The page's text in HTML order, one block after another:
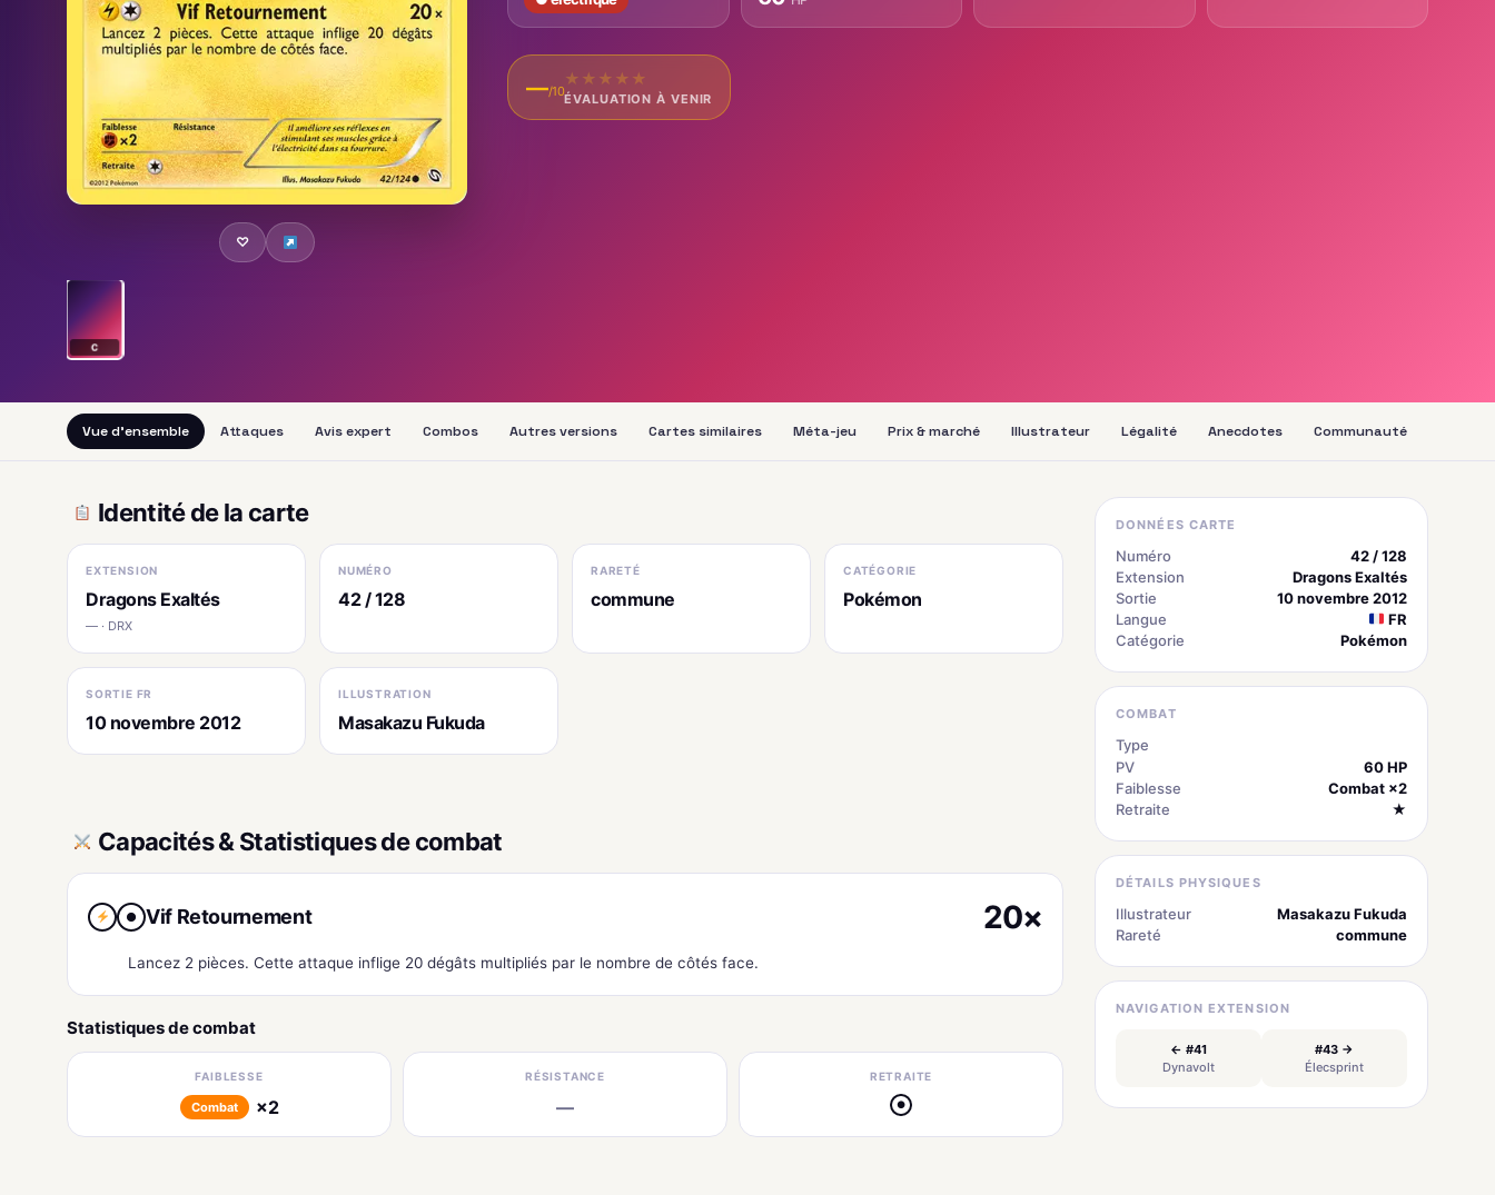
♡
C
—/10
★ ★ ★ ★ ★
ÉVALUATION À VENIR
Vue d'ensemble Attaques Avis expert Combos Autres versions Cartes similaires Méta-jeu Prix & marché Illustrateur Légalité Anecdotes Communauté
Identité de la carte
EXTENSION
Dragons Exaltés
— · DRX
NUMÉRO
42 / 128
RARETÉ
commune
CATÉGORIE
Pokémon
SORTIE FR
10 novembre 2012
ILLUSTRATION
Masakazu Fukuda
Capacités & Statistiques de combat
● Vif Retournement 20×
Lancez 2 pièces. Cette attaque inflige 20 dégâts multipliés par le nombre de côtés face.
Statistiques de combat
FAIBLESSE
Combat ×2
RÉSISTANCE
—
RETRAITE
●
DONNÉES CARTE
Numéro
42 / 128
Extension
Dragons Exaltés
Sortie
10 novembre 2012
Langue
FR
Catégorie
Pokémon
COMBAT
Type
PV
60 HP
Faiblesse
Combat ×2
Retraite
★
DÉTAILS PHYSIQUES
Illustrateur
Masakazu Fukuda
Rareté
commune
NAVIGATION EXTENSION
← #41
Dynavolt
#43 →
Élecsprint